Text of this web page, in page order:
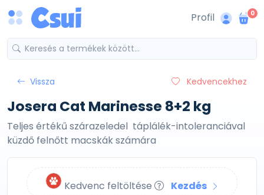
Profil 0
Vissza Kedvencekhez
Josera Cat Marinesse 8+2 kg
Teljes értékű szárazeledel táplálék-intoleranciával
küzdő felnőtt macskák számára
Kedvenc feltöltése Kezdés